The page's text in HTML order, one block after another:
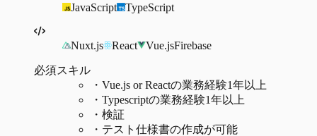
JavaScript
TypeScript
Nuxt.js React Vue.jsFirebase
必須スキル
・ Vue.js or Reactの業務経験1年以上
・ Typescriptの業務経験1年以上
・ 検証
・ テスト仕様書の作成が可能